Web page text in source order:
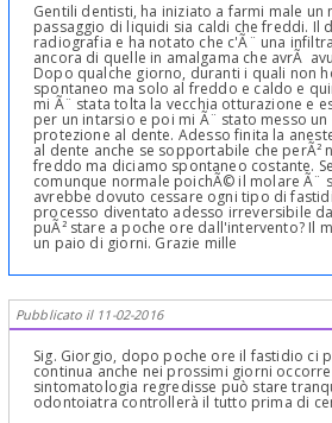
Gentili dentisti, ha iniziato a farmi male un
passaggio di liquidi sia caldi che freddi. Il
radiografia e ha notato che c'Ã¨ una
ancora di quelle in amalgama che avrÃ
Dopo qualche giorno, duranti i quali non
spontaneo ma solo al freddo e caldo e
mi Ã¨ stata tolta la vecchia otturazione e
per un intarsio e poi mi Ã¨ stato messo
protezione al dente. Adesso finita la
al dente anche se sopportabile che perÃ²
freddo ma diciamo spontaneo costante.
comunque normale poichÃ© il molare Ã¨
avrebbe dovuto cessare ogni tipo di
processo diventato adesso irreversibile
puÃ² stare a poche ore dall'intervento? Il
un paio di giorni. Grazie mille
Pubblicato il 11-02-2016
Sig. Giorgio, dopo poche ore il fastidio ci
continua anche nei prossimi giorni
sintomatologia regredisse può stare
odontoiatra controllerà il tutto prima di